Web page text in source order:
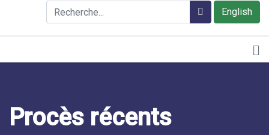
English
Rechercher Rechercher
Procès récents